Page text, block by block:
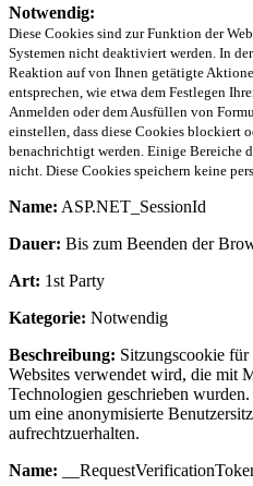
Notwendig:
Diese Cookies sind zur Funktion der
Systemen nicht deaktiviert werden. In
Reaktion auf von Ihnen getätigte
entsprechen, wie etwa dem Festlegen
Anmelden oder dem Ausfüllen von
einstellen, dass diese Cookies blockiert
benachrichtigt werden. Einige Bereiche
nicht. Diese Cookies speichern keine
Name: ASP.NET_SessionId
Dauer: Bis zum Beenden der
Art: 1st Party
Kategorie: Notwendig
Beschreibung: Sitzungscookie
Websites verwendet wird, die mit
Technologien geschrieben
um eine anonymisierte
aufrechtzuerhalten.
Name: